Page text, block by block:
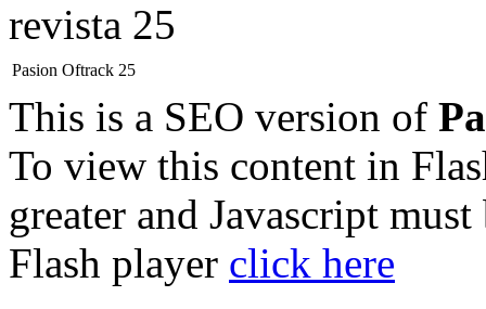
revista 25
Pasion Oftrack 25
This is a SEO version of
To view this content in
greater and Javascript
Flash player click here